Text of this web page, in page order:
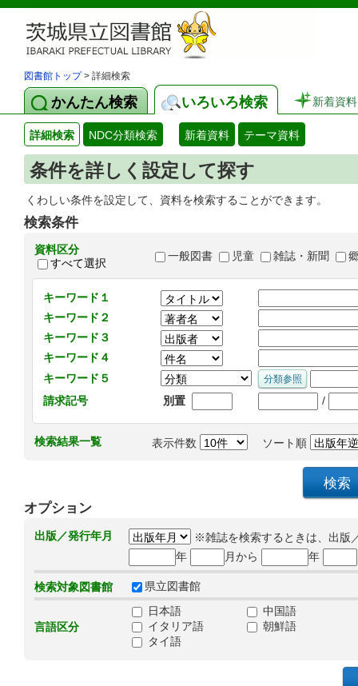
図書館トップ> 詳細検索
かんたん検索 いろいろ検索 新着資料
詳細検索 NDC分類検索 新着資料 テーマ資料
条件を詳しく設定して探す
くわしい条件を設定して、資料を検索することができます。
検索条件
資料区分
すべて選択
一般図書 児童 雑誌・新聞
キーワード１
キーワード２
キーワード３
キーワード４
キーワード５
請求記号
別置 /
検索結果一覧 表示件数 ソート順
オプション
出版／発行年月
※雑誌を検索するときは、出版
年
月から 年
検索対象図書館 県立図書館
言語区分
日本語
中国語
イタリア語
朝鮮語
タイ語